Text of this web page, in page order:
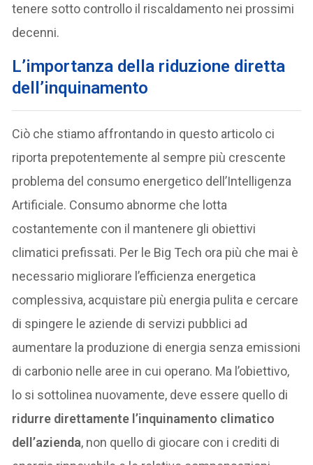
tenere sotto controllo il riscaldamento nei prossimi
decenni.
L’importanza della riduzione diretta
dell’inquinamento
Ciò che stiamo affrontando in questo articolo ci
riporta prepotentemente al sempre più crescente
problema del consumo energetico dell’Intelligenza
Artificiale. Consumo abnorme che lotta
costantemente con il mantenere gli obiettivi
climatici prefissati. Per le Big Tech ora più che mai è
necessario migliorare l’efficienza energetica
complessiva, acquistare più energia pulita e cercare
di spingere le aziende di servizi pubblici ad
aumentare la produzione di energia senza emissioni
di carbonio nelle aree in cui operano. Ma l’obiettivo,
lo si sottolinea nuovamente, deve essere quello di
ridurre direttamente l’inquinamento climatico
dell’azienda, non quello di giocare con i crediti di